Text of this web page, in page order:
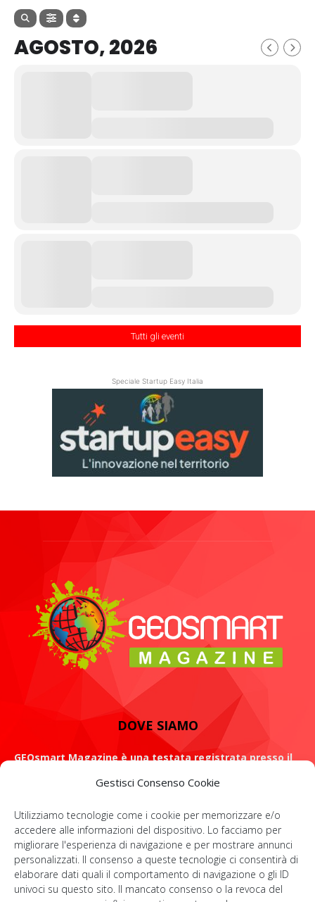
Gestisci Consenso Cookie
Utilizziamo tecnologie come i cookie per memorizzare e/o
accedere alle informazioni del dispositivo. Lo facciamo per
migliorare l'esperienza di navigazione e per mostrare annunci
personalizzati. Il consenso a queste tecnologie ci consentirà di
elaborare dati quali il comportamento di navigazione o gli ID
univoci su questo sito. Il mancato consenso o la revoca del
AGOSTO, 2026
Tutti gli eventi
Speciale Startup Easy Italia
DOVE SIAMO
GEOsmart Magazine è una testata registrata presso il
ROMA: Via Casilina 98, 00182
Contattaci:info@geosmartmagazine.it